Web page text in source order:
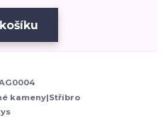
kameny|Stříbro